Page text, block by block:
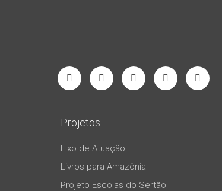
Projetos
Eixo de Atuação
Livros para Amazônia
Projeto Escolas do Sertão